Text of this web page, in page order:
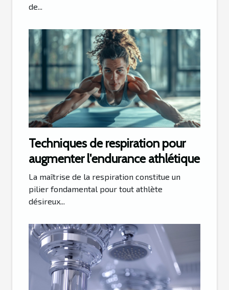
de...
Techniques de respiration pour
augmenter l'endurance athlétique
La maîtrise de la respiration constitue un
pilier fondamental pour tout athlète
désireux...